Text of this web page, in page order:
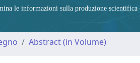
le informazioni sulla produzione
Abstract (in Volume)